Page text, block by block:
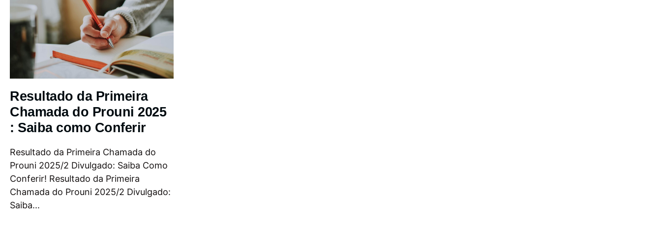
Resultado da Primeira
Chamada do Prouni 2025
: Saiba como Conferir
Resultado da Primeira Chamada do
Prouni 2025/2 Divulgado: Saiba Como
Conferir! Resultado da Primeira
Chamada do Prouni 2025/2 Divulgado:
Saiba...